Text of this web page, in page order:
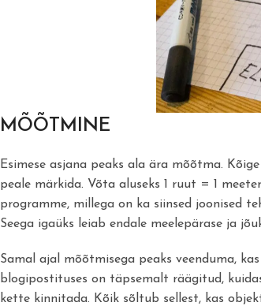
MÕÕTMINE
Esimese asjana peaks ala ära mõõtma.
peale märkida. Võta aluseks 1 ruut = 1
programme, millega on ka siinsed joonised
Seega igaüks leiab endale meelepärase ja
Samal ajal mõõtmisega peaks veenduma,
blogipostituses on täpsemalt räägitud,
kette kinnitada. Kõik sõltub sellest, kas